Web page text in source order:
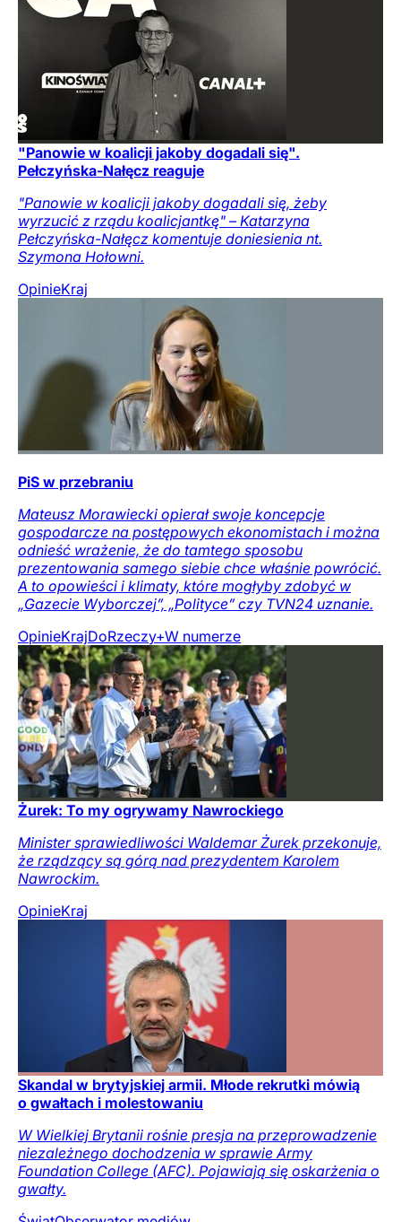
"Panowie w koalicji jakoby dogadali się".
Pełczyńska-Nałęcz reaguje
"Panowie w koalicji jakoby dogadali się, żeby
wyrzucić z rządu koalicjantkę" – Katarzyna
Pełczyńska-Nałęcz komentuje doniesienia nt.
Szymona Hołowni.
OpinieKraj
PiS w przebraniu
Mateusz Morawiecki opierał swoje koncepcje
gospodarcze na postępowych ekonomistach i można
odnieść wrażenie, że do tamtego sposobu
prezentowania samego siebie chce właśnie powrócić.
A to opowieści i klimaty, które mogłyby zdobyć w
„Gazecie Wyborczej”, „Polityce” czy TVN24 uznanie.
OpinieKrajDoRzeczy+W numerze
Żurek: To my ogrywamy Nawrockiego
Minister sprawiedliwości Waldemar Żurek przekonuje,
że rządzący są górą nad prezydentem Karolem
Nawrockim.
OpinieKraj
Skandal w brytyjskiej armii. Młode rekrutki mówią
o gwałtach i molestowaniu
W Wielkiej Brytanii rośnie presja na przeprowadzenie
niezależnego dochodzenia w sprawie Army
Foundation College (AFC). Pojawiają się oskarżenia o
gwałty.